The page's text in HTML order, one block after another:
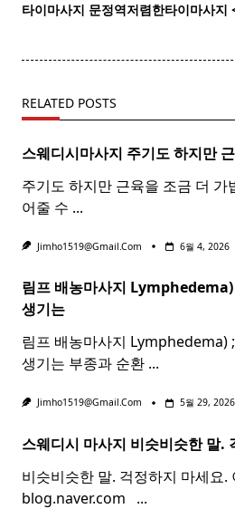
타이마사지 문정역저렴한타이마사지
RELATED POSTS
스웨디시마사지 주기도 하지만
주기도 하지만 근육을 조금 더 가
어줄 수 ...
Jimho1519@gmail.com 6월 4, 2026
림프 배농마사지
생기는
림프 배농마사지 Lymphedema)
생기는 부종과 순환 ...
Jimho1519@gmail.com 5월 29, 2026
스웨디시 마사지 비슷비슷한 말.
비슷비슷한 말. 걱정하지 마세요.
blog.naver.com ​ ​
...